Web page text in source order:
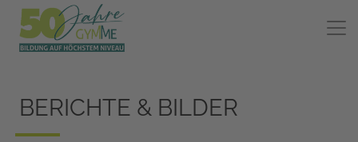
BERICHTE & BILDER